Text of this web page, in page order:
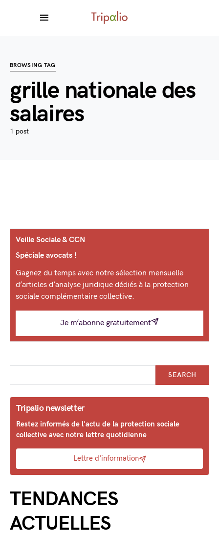
BROWSING TAG
grille nationale des
salaires
1 post
Veille Sociale & CCN
Spéciale avocats !
Gagnez du temps avec notre sélection mensuelle
d’articles d’analyse juridique dédiés à la protection
sociale complémentaire collective.
Je m’abonne gratuitement
SEARCH
Tripalio newsletter
Restez informés de l'actu de la protection sociale
collective avec notre lettre quotidienne
Lettre d'information
TENDANCES
ACTUELLES